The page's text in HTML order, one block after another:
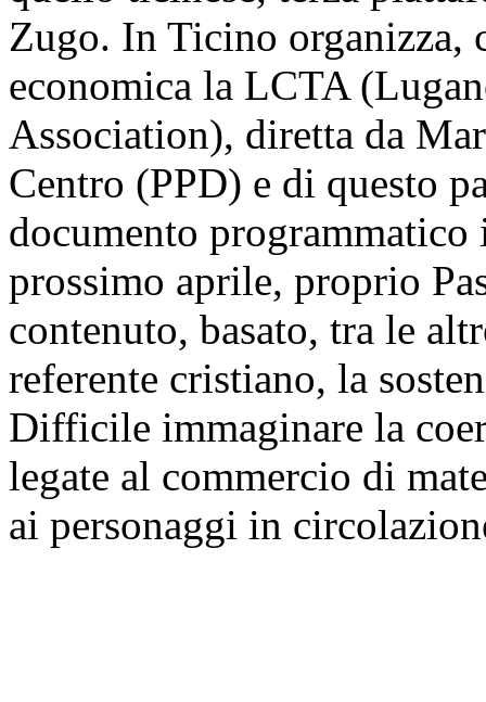
Zugo. In Ticino organizza,
economica la LCTA
Association), diretta da
Centro (PPD) e di questo
documento
prossimo aprile, proprio
contenuto, basato, tra le
referente cristiano, la
Difficile immaginare la
legate al commercio di
ai personaggi in